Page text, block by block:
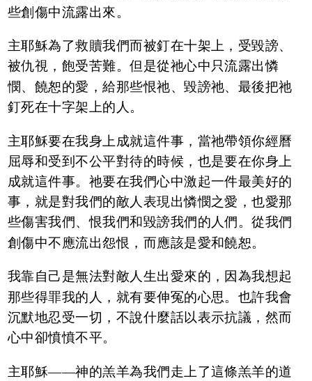
些創傷中流露出來。
主耶穌為了救贖我們而被釘在十架上，受毀謗、
被仇視，飽受苦難。但是從祂心中只流露出憐
憫、饒恕的愛，給那些恨祂、毀謗祂、最後把祂
釘死在十字架上的人。
主耶穌要在我身上成就這件事，當祂帶領你經曆
屈辱和受到不公平對待的時候，也是要在你身上
成就這件事。祂要在我們心中激起一件最美好的
事，就是對我們的敵人表現出憐憫之愛，也愛那
些傷害我們、恨我們和毀謗我們的人們。從我們
創傷中不應流出怨恨，而應該是愛和饒恕。
我靠自己是無法對敵人生出愛來的，因為我想起
那些得罪我的人，就有要伸冤的心思。也許我會
沉默地忍受一切，不說什麼話以表示抗議，然而
心中卻憤憤不平。
主耶穌——神的羔羊為我們走上了這條羔羊的道